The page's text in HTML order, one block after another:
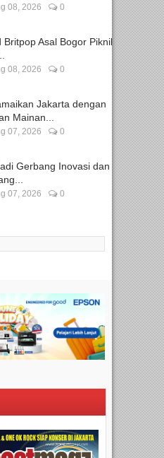
08, 2026 0
Britpop Asal Bogor Piknik
08, 2026 0
Jakarta dengan
Mainan...
07, 2026 0
Gerbang Inovasi dan
07, 2026 0